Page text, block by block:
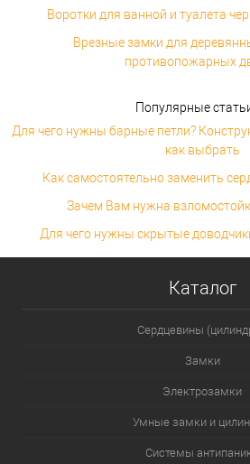
Воротки для ванной и туалета
Врезные замки для
противопожарных
Популярные
Для чего нужны барные петли?
как выбрать
Как самостоятельно заменить
Зачем Вам нужна
Для чего нужны скрытые
Каталог
Сердцевины
Замки
Электрозамки
Умные замки и
Системы